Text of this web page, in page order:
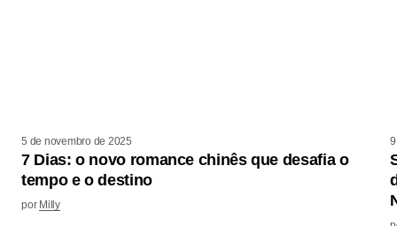
5 de novembro de 2025
7 Dias: o novo romance chinês que desafia o
tempo e o destino
por Milly